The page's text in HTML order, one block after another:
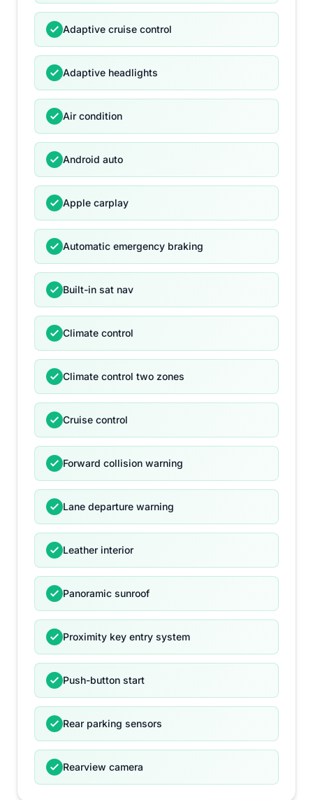
Adaptive cruise control
Adaptive headlights
Air condition
Android auto
Apple carplay
Automatic emergency braking
Built-in sat nav
Climate control
Climate control two zones
Cruise control
Forward collision warning
Lane departure warning
Leather interior
Panoramic sunroof
Proximity key entry system
Push-button start
Rear parking sensors
Rearview camera